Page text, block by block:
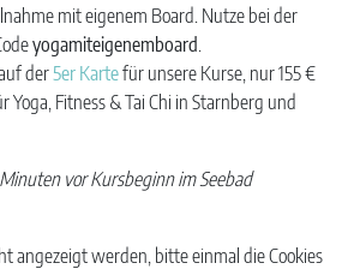
mit eigenem Board. Nutze bei der
yogamiteigenemboard.
der5er Kartefür unsere Kurse, nur 155 €
Yoga, Fitness & Tai Chi in Starnberg und
vor Kursbeginn im Seebad
angezeigt werden, bitte einmal die Cookies